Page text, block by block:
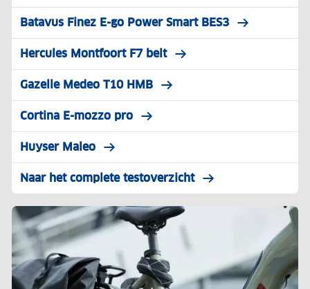
Batavus Finez E-go Power Smart BES3
Hercules Montfoort F7 belt
Gazelle Medeo T10 HMB
Cortina E-mozzo pro
Huyser Maleo
Naar het complete testoverzicht